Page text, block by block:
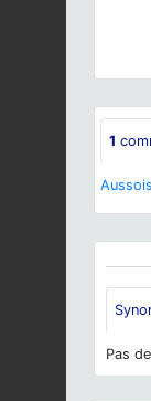
1
Aussois
Pas